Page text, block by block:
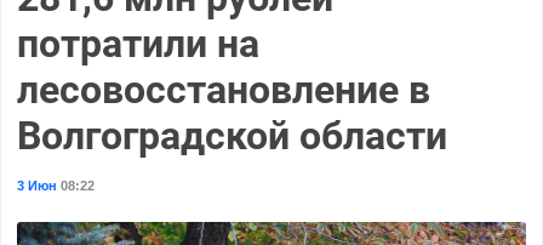
потратили на
лесовосстановление в
Волгоградской области
3 Июн 08:22